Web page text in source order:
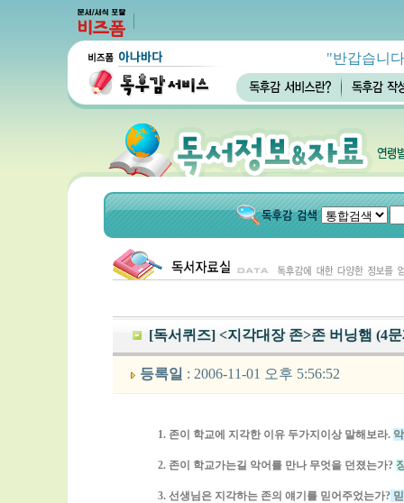
"반갑습니
[독서퀴즈] <지각대장 존>존 버닝햄 (4
등록일 : 2006-11-01 오후 5:56:52
1. 존이 학교에 지각한 이유 두가지이상 말해보라.
2. 존이 학교가는길 악어를 만나 무엇을 던졌는가?
3. 선생님은 지각하는 존의 얘기를 믿어주었는가?